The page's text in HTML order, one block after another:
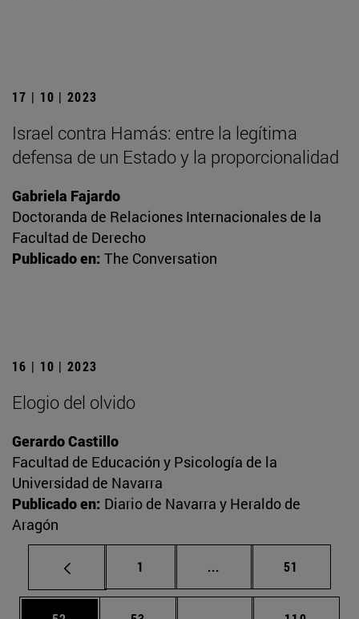
17 | 10 | 2023
Israel contra Hamás: entre la legítima
defensa de un Estado y la proporcionalidad
Gabriela Fajardo
Doctoranda de Relaciones Internacionales de la
Facultad de Derecho
Publicado en: The Conversation
16 | 10 | 2023
Elogio del olvido
Gerardo Castillo
Facultad de Educación y Psicología de la
Universidad de Navarra
Publicado en: Diario de Navarra y Heraldo de
Aragón
Página
1 ... Páginas intermedias
Página
51